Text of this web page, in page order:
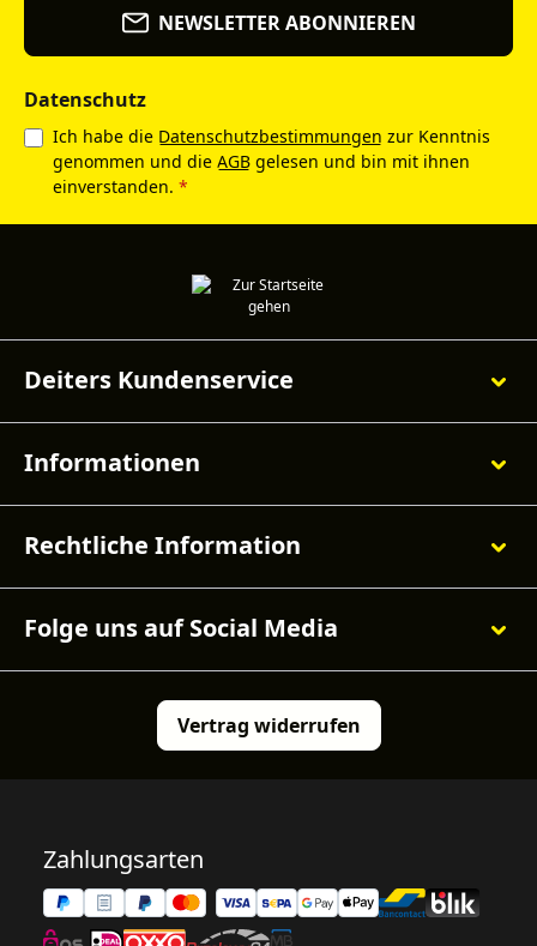
NEWSLETTER ABONNIEREN
Datenschutz
Ich habe die Datenschutzbestimmungen zur Kenntnis
genommen und die AGB gelesen und bin mit ihnen
einverstanden. *
Deiters Kundenservice
Informationen
Rechtliche Information
Folge uns auf Social Media
Vertrag widerrufen
Zahlungsarten